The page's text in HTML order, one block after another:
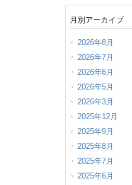
月別アーカイブ
2026年8月
2026年7月
2026年6月
2026年5月
2026年3月
2025年12月
2025年9月
2025年8月
2025年7月
2025年6月